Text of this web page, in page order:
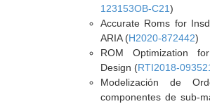
123153OB-C21)
Accurate Roms for
ARIA (H2020-872442)
ROM Optimization
Design (RTI2018-
Modelización de
componentes de sub-